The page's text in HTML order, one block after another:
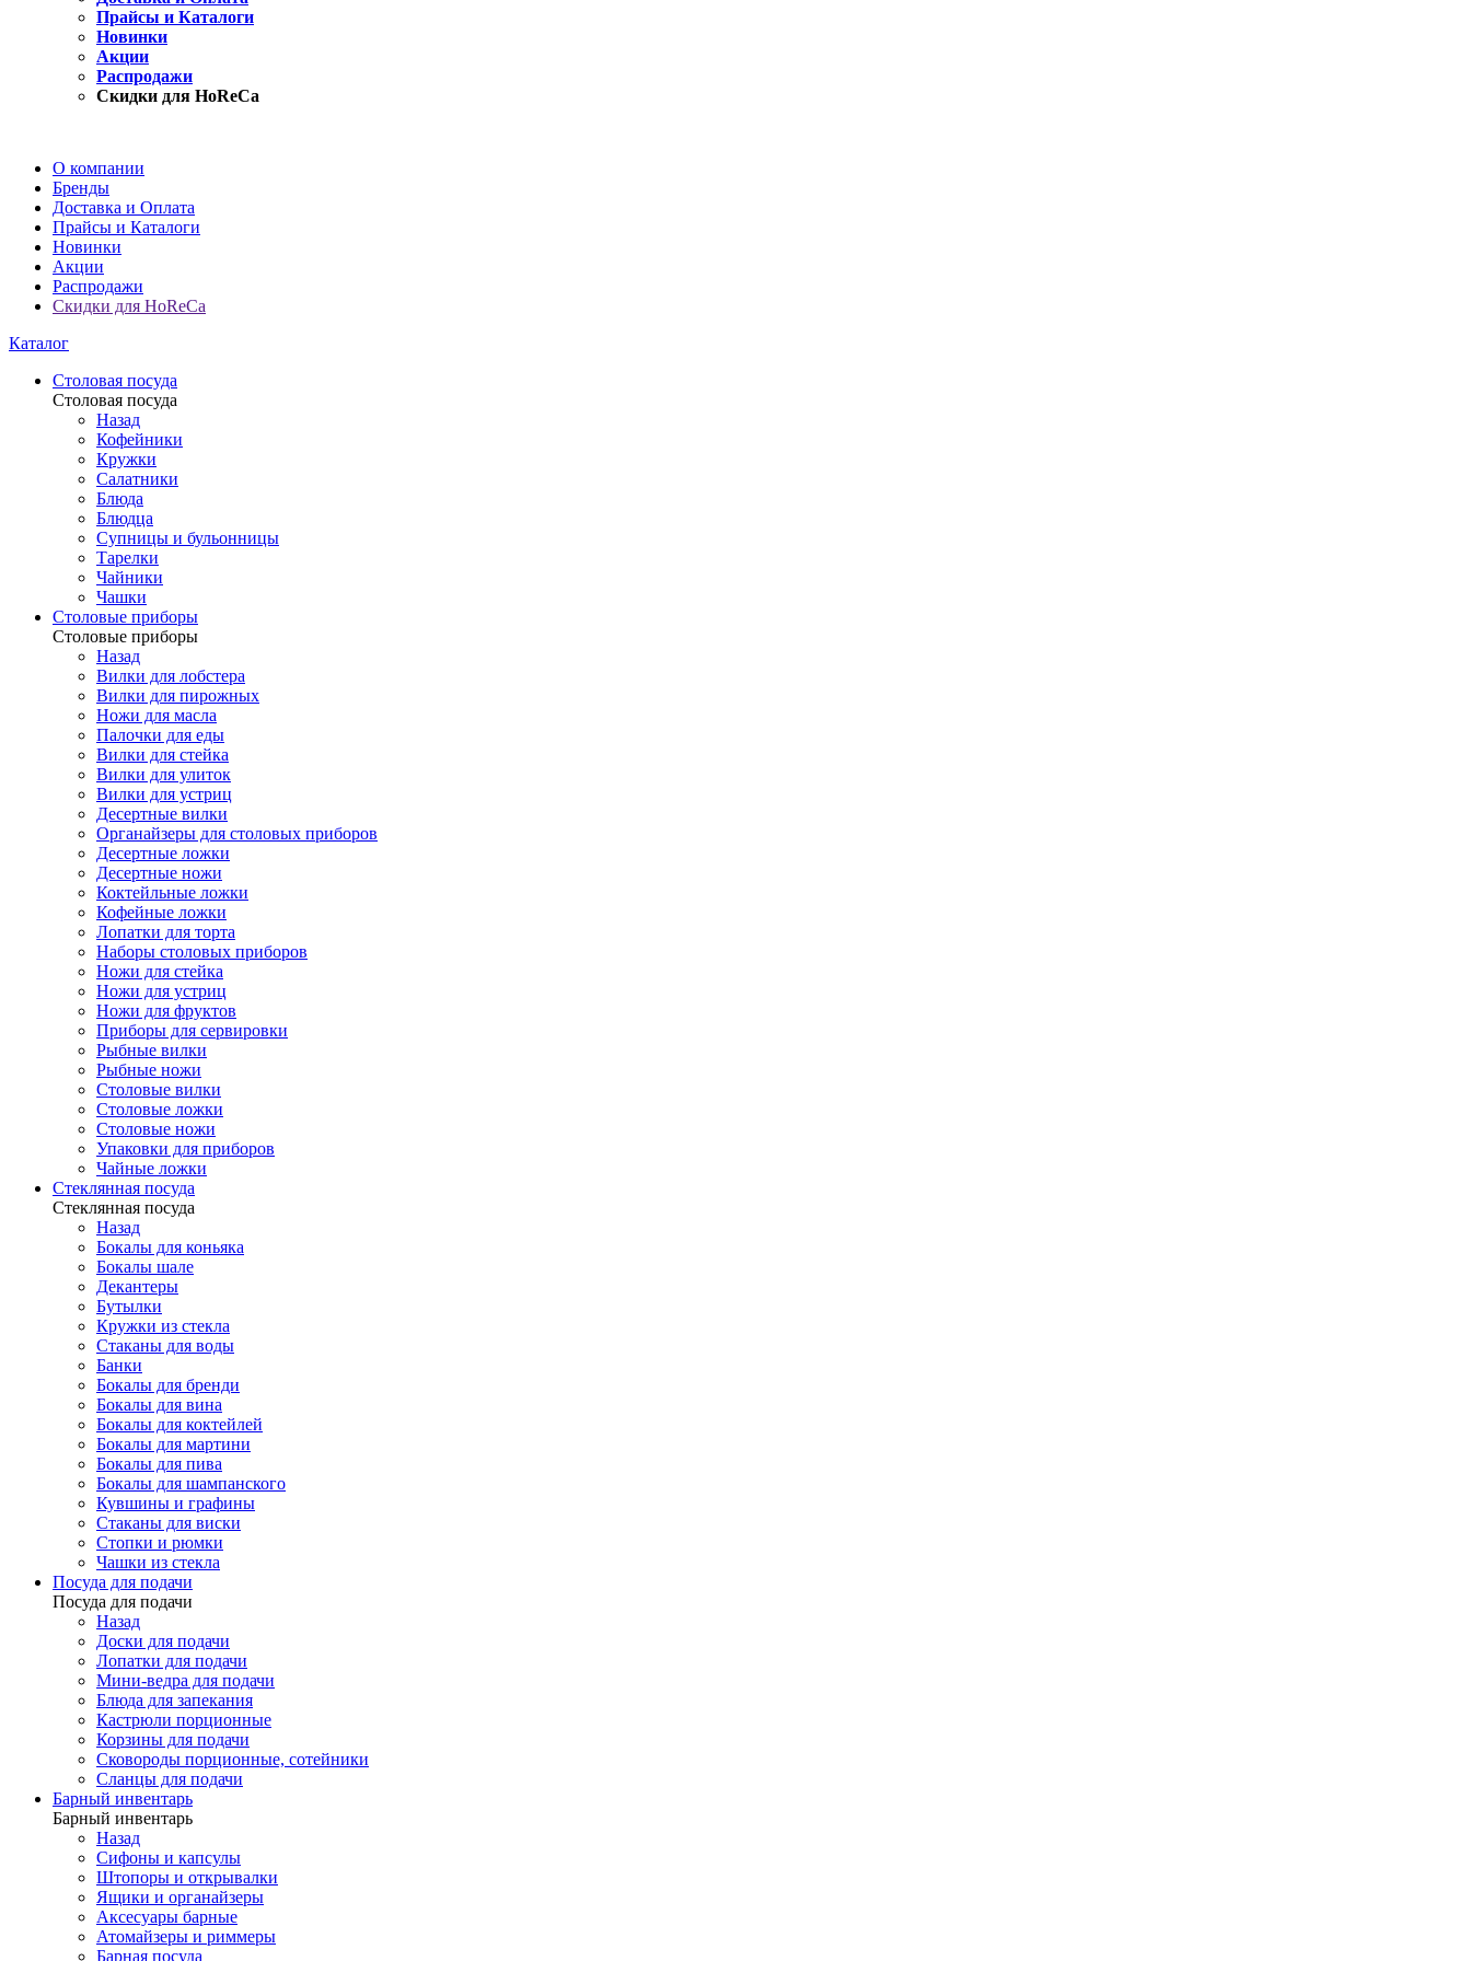
Прайсы и Каталоги
Новинки
Акции
Распродажи
Скидки для HoReCa
О компании
Бренды
Доставка и Оплата
Прайсы и Каталоги
Новинки
Акции
Распродажи
Скидки для HoReCa
Каталог
Столовая посуда
Столовая посуда
Назад
Кофейники
Кружки
Салатники
Блюда
Блюдца
Супницы и бульонницы
Тарелки
Чайники
Чашки
Cтоловые приборы
Cтоловые приборы
Назад
Вилки для лобстера
Вилки для пирожных
Ножи для масла
Палочки для еды
Вилки для стейка
Вилки для улиток
Вилки для устриц
Десертные вилки
Органайзеры для столовых приборов
Десертные ложки
Десертные ножи
Коктейльные ложки
Кофейные ложки
Лопатки для торта
Наборы столовых приборов
Ножи для стейка
Ножи для устриц
Ножи для фруктов
Приборы для сервировки
Рыбные вилки
Рыбные ножи
Столовые вилки
Столовые ложки
Столовые ножи
Упаковки для приборов
Чайные ложки
Стеклянная посуда
Стеклянная посуда
Назад
Бокалы для коньяка
Бокалы шале
Декантеры
Бутылки
Кружки из стекла
Стаканы для воды
Банки
Бокалы для бренди
Бокалы для вина
Бокалы для коктейлей
Бокалы для мартини
Бокалы для пива
Бокалы для шампанского
Кувшины и графины
Стаканы для виски
Стопки и рюмки
Чашки из стекла
Посуда для подачи
Посуда для подачи
Назад
Доски для подачи
Лопатки для подачи
Мини-ведра для подачи
Блюда для запекания
Кастрюли порционные
Корзины для подачи
Сковороды порционные, сотейники
Сланцы для подачи
Барный инвентарь
Барный инвентарь
Назад
Сифоны и капсулы
Штопоры и открывалки
Ящики и органайзеры
Аксесуары барные
Атомайзеры и риммеры
Барная посуда